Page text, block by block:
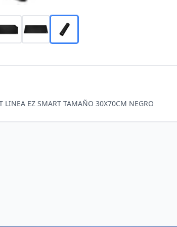
LINEA EZ SMART TAMAÑO 30X70CM NEGRO